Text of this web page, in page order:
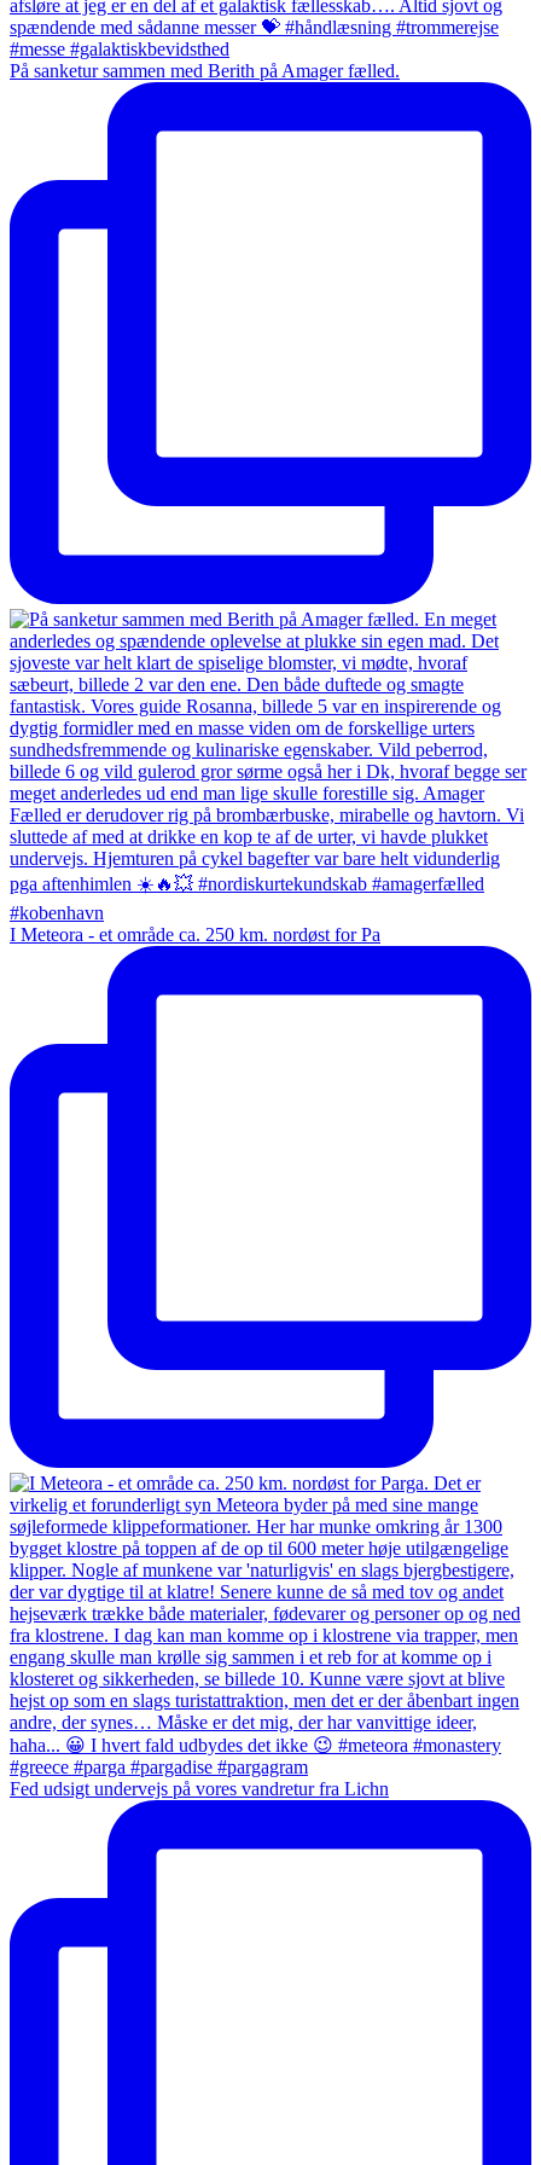
På sanketur sammen med Berith på Amager fælled.
I Meteora - et område ca. 250 km. nordøst for Pa
Fed udsigt undervejs på vores vandretur fra Lichn